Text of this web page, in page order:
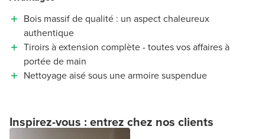
Bois massif de qualité : un aspect chaleureux
authentique
Tiroirs à extension complète - toutes vos affaires à
portée de main
Nettoyage aisé sous une armoire suspendue
Inspirez-vous : entrez chez nos clients